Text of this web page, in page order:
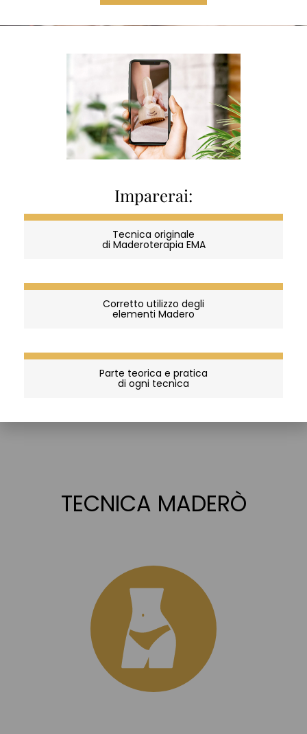
CORSI
Madero
Corsi
mondo della terapia Madero e diventa un terapista Madero
certificato. Se desideri progredire e costruire una carriera,
iscriviti a un corso per diventare un istruttore di terapia Madero.
TECNICA MADERÒ
Imparerai:
Tecnica originale
di Maderoterapia EMA
Corretto utilizzo degli
elementi Madero
Parte teorica e pratica
di ogni tecnica